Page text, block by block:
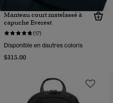
Manteau court matelassé à
capuche Everest
(17)
Disponible en dautres coloris
$315.00